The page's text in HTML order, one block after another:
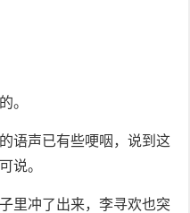
。
语声已有些哽咽，说到这
说。
里冲了出来，李寻欢也突